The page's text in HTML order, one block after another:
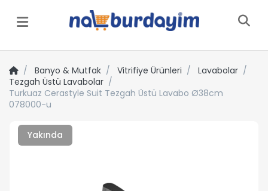
Menü
Banyo & Mutfak Vitrifiye Ürünleri
Lavabolar
Tezgah Üstü Lavabolar
Turkuaz Cerastyle Suit Tezgah Üstü Lavabo Ø38cm
078000-u
Yakında